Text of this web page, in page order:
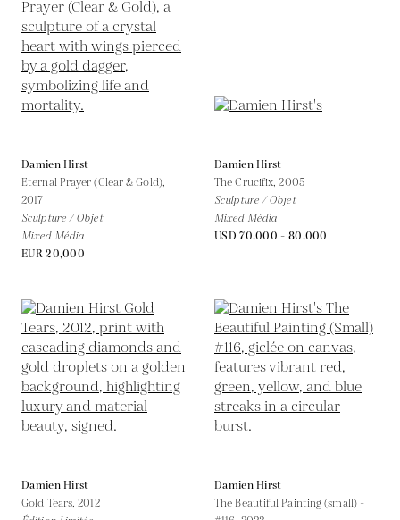
Damien Hirst
Eternal Prayer (Clear & Gold),
2017
Sculpture / Objet
Mixed Média
EUR 20,000
Damien Hirst
The Crucifix,2005
Sculpture / Objet
Mixed Média
USD 70,000 - 80,000
Damien Hirst
Gold Tears,2012
Damien Hirst
The Beautiful Painting (small) -